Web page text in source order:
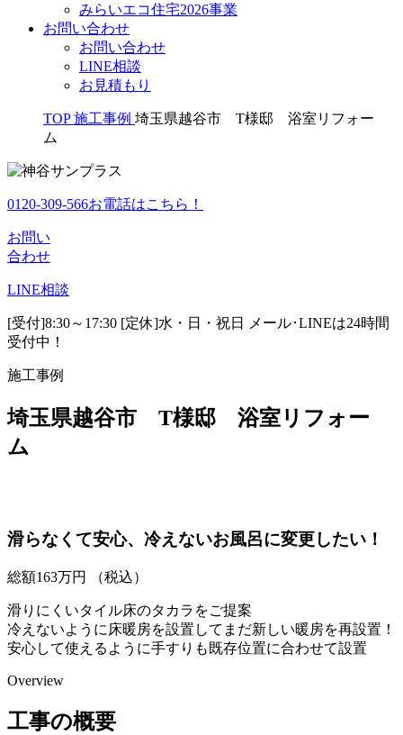
みらいエコ住宅2026事業
お問い合わせ
お問い合わせ
LINE相談
お見積もり
TOP 施工事例 埼玉県越谷市 T様邸 浴室リフォー
ム
0120-309-566お電話はこちら！
お問い
合わせ
LINE相談
[受付]8:30～17:30 [定休]水・日・祝日
メール･LINEは24時間
受付中！
施工事例
埼玉県越谷市 T様邸 浴室リフォー
ム
滑らなくて安心、冷えないお風呂に変更したい！
総額163万円 （税込）
滑りにくいタイル床のタカラをご提案
冷えないように床暖房を設置してまだ新しい暖房を再設置！
安心して使えるように手すりも既存位置に合わせて設置
Overview
工事の概要